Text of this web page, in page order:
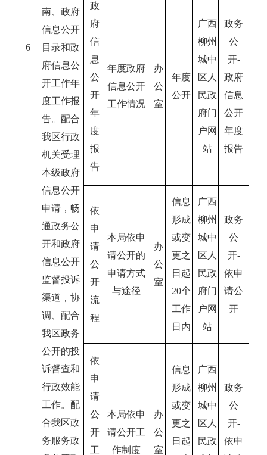
6
南、政府
信息公开
目录和政
府信息公
开工作年
度工作报
告。配合
我区行政
机关受理
本级政府
信息公开
申请，畅
通政务公
开和政府
信息公开
监督投诉
渠道，协
调、配合
我区政务
公开的投
诉督查和
行政效能
工作。配
合我区政
务服务政
政
府
信
息
公
开
年
度
报
告
年度政府
信息公开
工作情况
办
公
室
年度
公开
广西
柳州
城中
区人
民政
府门
户网
站
政务
公
开-
政府
信息
公开
年度
报告
依
申
请
公
开
流
程
本局依申
请公开的
申请方式
与途径
办
公
室
信息
形成
或变
更之
日起
20个
工作
日内
广西
柳州
城中
区人
民政
府门
户网
站
政务
公
开-
依申
请公
开
依
申
请
公
开
工
本局依申
请公开工
作制度
办
公
室
信息
形成
或变
更之
日起
广西
柳州
城中
区人
民政
政务
公
开-
依申